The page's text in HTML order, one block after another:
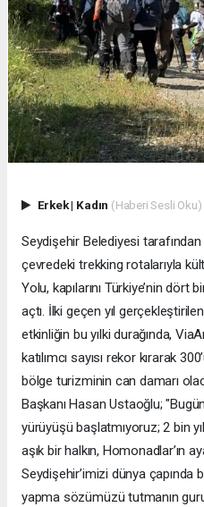
Erkek| Kadın (Haberi Sesli Oku)
Seydişehir Belediyesi
çevredeki trekking rotalarıyla
Yolu, kapılarını Türkiye’nin
açtı. İlki geçen yıl
etkinliğin bu yılki durağında,
katılımcı sayısı rekor kırarak
bölge turizminin can damarı
Başkanı Hasan Ustaoğlu;
yürüyüşü başlatmıyoruz; 2 bin
aşık bir halkın, Homonadlar’ın
Seydişehir’imizi dünya
yapma sözümüzü tutmanın